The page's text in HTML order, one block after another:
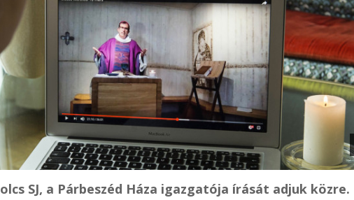
SJ, a Párbeszéd Háza igazgatója írását adjuk közre.